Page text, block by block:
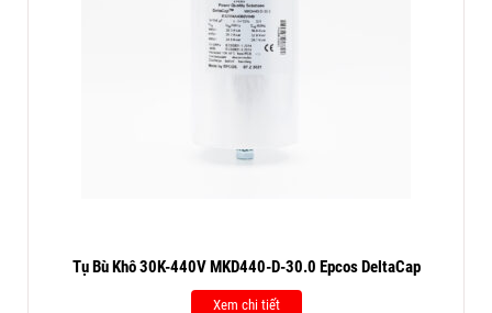
Tụ Bù Khô 30K-440V MKD440-D-30.0 Epcos DeltaCap
Xem chi tiết